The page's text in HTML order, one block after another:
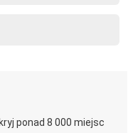
ponad 8 000 miejsc